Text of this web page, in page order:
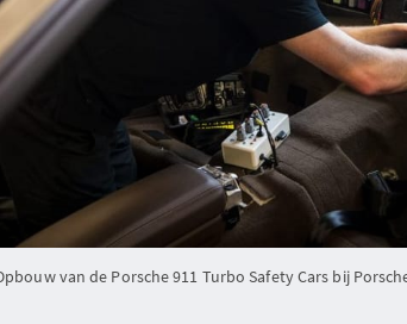
van de Porsche 911 Turbo Safety Cars bij